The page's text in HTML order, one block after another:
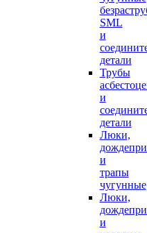
SML
и
детали
Трубы
и
детали
Люки,
и
трапы
чугунные
Люки,
и